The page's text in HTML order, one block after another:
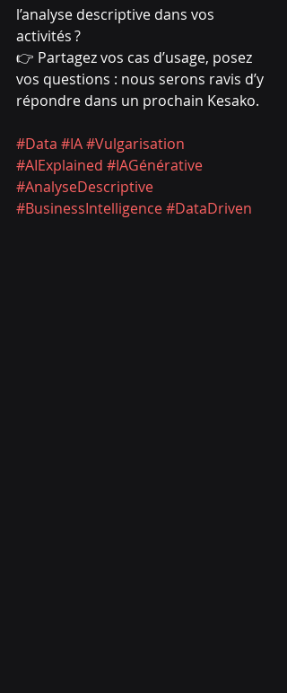
l’analyse descriptive dans vos
activités ?
👉 Partagez vos cas d’usage, posez
vos questions : nous serons ravis d’y
répondre dans un prochain Kesako.
#Data #IA#Vulgarisation
#AIExplained #IAGénérative
#AnalyseDescriptive
#BusinessIntelligence#DataDriven